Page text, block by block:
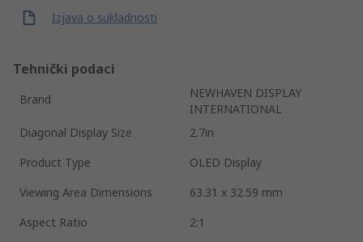
Izjava o sukladnosti
Tehnički podaci
Brand
NEWHAVEN DISPLAY
INTERNATIONAL
Diagonal Display Size
2.7in
Product Type
OLED Display
Viewing Area Dimensions
63.31 x 32.59 mm
Aspect Ratio
2:1